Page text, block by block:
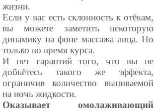
жизни.
Если у вас есть склонность к отёкам,
вы можете заметить некоторую
динамику на фоне массажа лица. Но
только во время курса.
И нет гарантий того, что вы не
добьётесь такого же эффекта,
ограничив количество выпиваемой
на ночь жидкости.
Оказывает омолаживающий